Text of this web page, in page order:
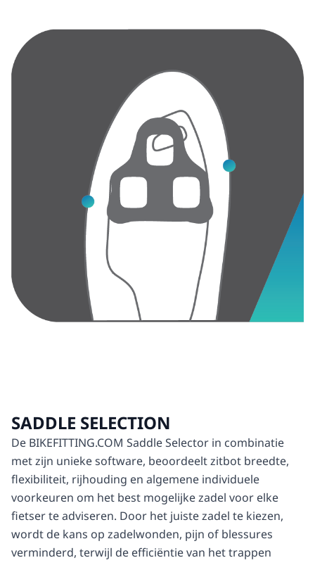
SADDLE SELECTION
De BIKEFITTING.COM Saddle Selector in combinatie
met zijn unieke software, beoordeelt zitbot breedte,
flexibiliteit, rijhouding en algemene individuele
voorkeuren om het best mogelijke zadel voor elke
fietser te adviseren. Door het juiste zadel te kiezen,
wordt de kans op zadelwonden, pijn of blessures
verminderd, terwijl de efficiëntie van het trappen